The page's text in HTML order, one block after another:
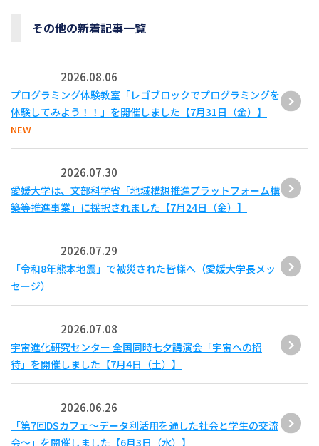
その他の新着記事一覧
2026.08.06
プログラミング体験教室「レゴブロックでプログラミングを
体験してみよう！！」を開催しました【7月31日（金）】
NEW
2026.07.30
愛媛大学は、文部科学省「地域構想推進プラットフォーム構
築等推進事業」に採択されました【7月24日（金）】
2026.07.29
「令和8年熊本地震」で被災された皆様へ（愛媛大学長メッ
セージ）
2026.07.08
宇宙進化研究センター 全国同時七夕講演会「宇宙への招
待」を開催しました【7月4日（土）】
2026.06.26
「第7回DSカフェ〜データ利活用を通した社会と学生の交流
会〜」を開催しました【6月3日（水）】